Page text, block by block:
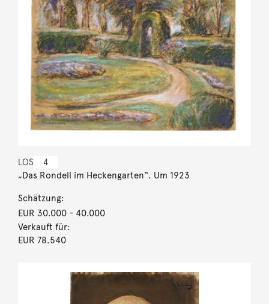
LOS 4
„Das Rondell im Heckengarten“. Um 1923
Schätzung:
EUR 30.000- 40.000
Verkauft für:
EUR 78.540